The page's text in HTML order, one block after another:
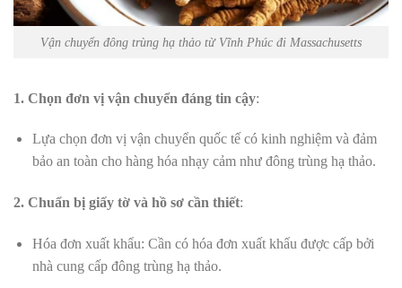
Vận chuyển đông trùng hạ thảo từ Vĩnh Phúc đi Massachusetts
1. Chọn đơn vị vận chuyển đáng tin cậy:
Lựa chọn đơn vị vận chuyển quốc tế có kinh nghiệm và đảm
bảo an toàn cho hàng hóa nhạy cảm như đông trùng hạ thảo.
2. Chuẩn bị giấy tờ và hồ sơ cần thiết:
Hóa đơn xuất khẩu: Cần có hóa đơn xuất khẩu được cấp bởi
nhà cung cấp đông trùng hạ thảo.